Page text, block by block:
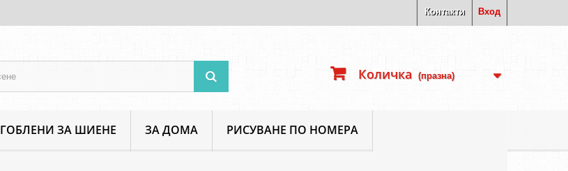
Вход
Контакти
ГОБЛЕНИ ЗА ШИЕНЕ ЗА ДОМА РИСУВАНЕ ПО НОМЕРА
Количка (празна)